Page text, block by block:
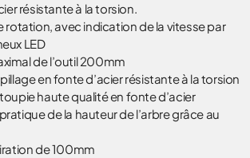
résistante à la torsion.
rotation, avec indication de la vitesse par
LED
de l’outil 200mm
en fonte d’acier résistante à la torsion
haute qualité en fonte d’acier
de la hauteur de l’arbre grâce au
de 100mm